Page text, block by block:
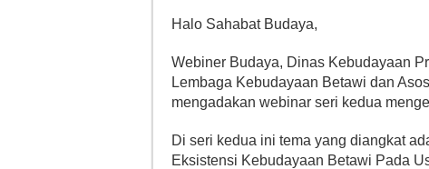
Halo Sahabat Budaya,
Webiner Budaya, Dinas Kebudayaan
Lembaga Kebudayaan Betawi dan
mengadakan webinar seri kedua
Di seri kedua ini tema yang diangkat
Eksistensi Kebudayaan Betawi Pada